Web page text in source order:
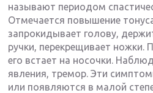
называют периодом
Отмечается повышение
запрокидывает голову,
ручки, перекрещивает ножки.
его встает на носочки.
явления, тремор. Эти
или появляются в малой